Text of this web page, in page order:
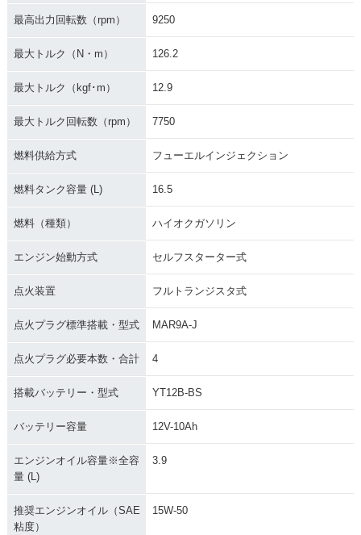
最高出力回転数（rpm） 9250
最大トルク（N・m） 126.2
最大トルク（kgf･m） 12.9
最大トルク回転数（rpm） 7750
燃料供給方式 フューエルインジェクション
燃料タンク容量 (L) 16.5
燃料（種類） ハイオクガソリン
エンジン始動方式 セルフスターター式
点火装置 フルトランジスタ式
点火プラグ標準搭載・型式 MAR9A-J
点火プラグ必要本数・合計 4
搭載バッテリー・型式 YT12B-BS
バッテリー容量 12V-10Ah
エンジンオイル容量※全容
量 (L)
3.9
推奨エンジンオイル（SAE
粘度）
15W-50